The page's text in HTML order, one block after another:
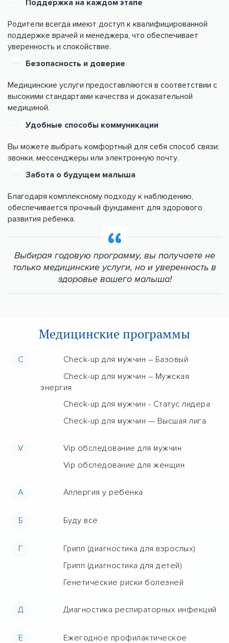
Поддержка на каждом этапе
Родители всегда имеют доступ к квалифицированной
поддержке врачей и менеджера, что обеспечивает
уверенность и спокойствие.
Безопасность и доверие
Медицинские услуги предоставляются в соответствии с
высокими стандартами качества и доказательной
медициной.
Удобные способы коммуникации
Вы можете выбрать комфортный для себя способ связи:
звонки, мессенджеры или электронную почту.
Забота о будущем малыша
Благодаря комплексному подходу к наблюдению,
обеспечивается прочный фундамент для здорового
развития ребенка.
Выбирая годовую программу, вы получаете не
только медицинские услуги, но и уверенность в
здоровье вашего малыша!
Медицинские программы
C
Check-up для мужчин – Базовый
Check-up для мужчин – Мужская
энергия
Check-up для мужчин - Статус лидера
Check-up для мужчин — Высшая лига
V
Vip обследование для мужчин
Vip обследование для женщин
А Аллергия у ребенка
Б Буду всё
Г
Грипп (диагностика для взрослых)
Грипп (диагностика для детей)
Генетические риски болезней
Д Диагностика респираторных инфекций
Е
Ежегодное профилактическое